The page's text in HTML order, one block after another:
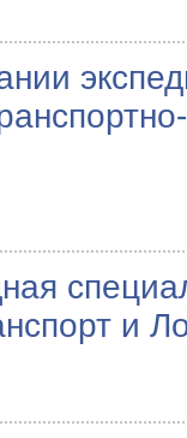
и